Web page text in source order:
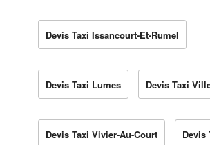
Devis Taxi Issancourt-Et-Rumel
Devis Taxi Lumes Devis Taxi
Devis Taxi Vivier-Au-Court Devis